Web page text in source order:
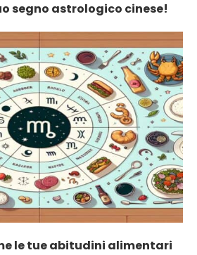
segno astrologico cinese!
le tue abitudini alimentari